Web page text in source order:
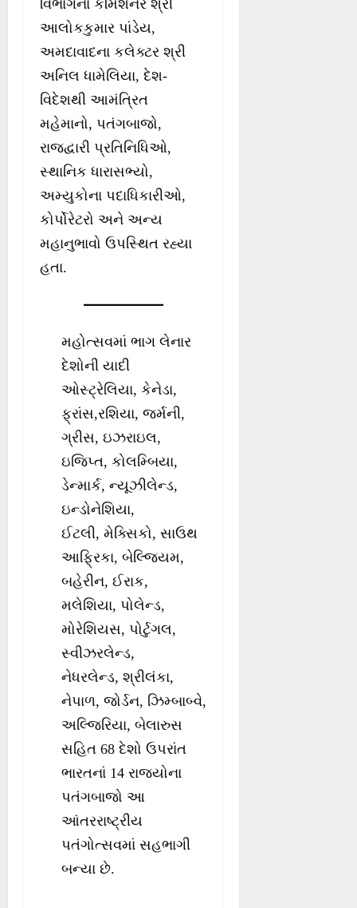
વિભાગના કમિશનર શ્રી
આલોકકુમાર પાંડેય,
અમદાવાદના કલેક્ટર શ્રી
અનિલ ધામેલિયા, દેશ-
વિદેશથી આમંત્રિત
મહેમાનો, પતંગબાજો,
રાજદ્વારી પ્રતિનિધિઓ,
સ્થાનિક ધારાસભ્યો,
અમ્યુકોના પદાધિકારીઓ,
કોર્પોરેટરો અને અન્ય
મહાનુભાવો ઉપસ્થિત રહ્યા
હતા.
મહોત્સવમાં ભાગ લેનાર
દેશોની યાદી
ઓસ્ટ્રેલિયા, કેનેડા,
ફ્રાંસ,રશિયા, જર્મની,
ગ્રીસ, ઇઝરાઇલ,
ઇજિપ્ત, કોલમ્બિયા,
ડેન્માર્ક, ન્યૂઝીલેન્ડ,
ઇન્ડોનેશિયા,
ઈટલી, મેક્સિકો, સાઉથ
આફ્રિકા, બેલ્જિયમ,
બહેરીન, ઈરાક,
મલેશિયા, પોલેન્ડ,
મોરેશિયસ, પોર્ટુગલ,
સ્વીઝરલેન્ડ,
નેધરલેન્ડ, શ્રીલંકા,
નેપાળ, જોર્ડન, ઝિમ્બાબ્વે,
અલ્જિરિયા, બેલારુસ
સહિત 68 દેશો ઉપરાંત
ભારતનાં 14 રાજ્યોના
પતંગબાજો આ
આંતરરાષ્ટ્રીય
પતંગોત્સવમાં સહભાગી
બન્યા છે.